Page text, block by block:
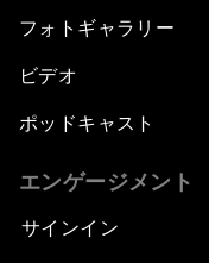
フォトギャラリー
ビデオ
ポッドキャスト
エンゲージメント
サインイン